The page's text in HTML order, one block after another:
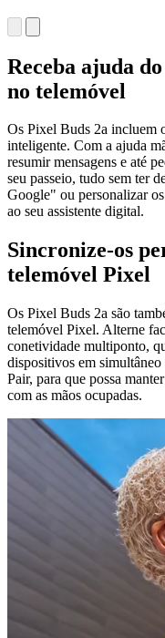
Receba ajuda
no telemóvel
Os Pixel Buds 2a incluem
inteligente. Com a ajuda
resumir mensagens e até
seu passeio, tudo sem ter
Google" ou personalizar
ao seu assistente digital.
Sincronize-os
telemóvel Pixel
Os Pixel Buds 2a são
telemóvel Pixel. Alterne
conetividade multiponto,
dispositivos em
Pair, para que possa
com as mãos ocupadas.